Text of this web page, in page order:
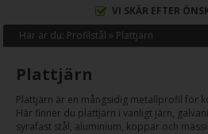
ÖNSKADE MÅTT
Här är du: Profilstål » Plattjärn
Plattjärn
Plattjärn är en mångsidig metallprofil för
Här finner du plattjärn i vanligt järn,
syrafast stål, aluminium, koppar och